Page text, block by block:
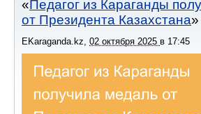
Педагог из Караганды
от Президента Казахстана
EKaraganda.kz, 02 октября 2025 в 17:45